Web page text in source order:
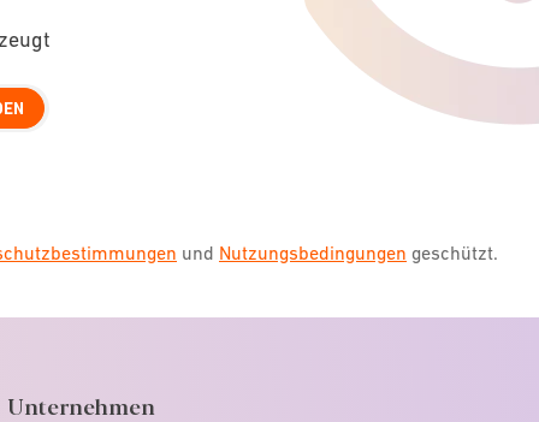
und Nutzungsbedingungen geschützt.
Unternehmen